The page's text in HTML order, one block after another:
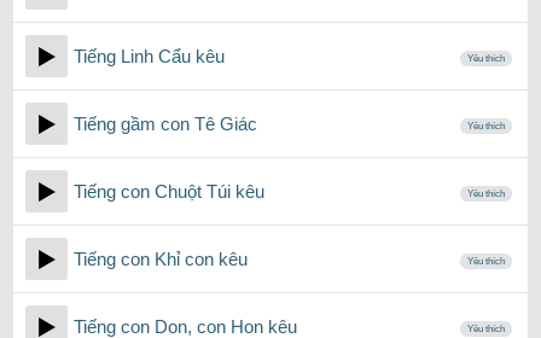
Tiếng Linh Cẩu kêu Yêu thích
Tiếng gầm con Tê Giác Yêu thích
Tiếng con Chuột Túi kêu Yêu thích
Tiếng con Khỉ con kêu Yêu thích
Tiếng con Don, con Hon kêu Yêu thích